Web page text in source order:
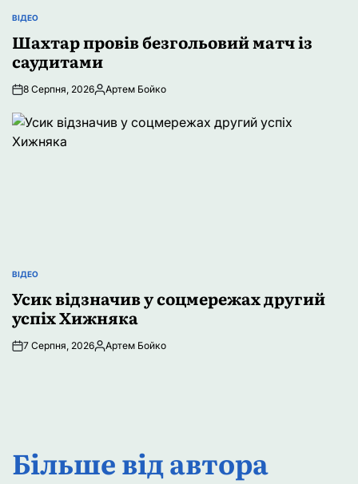
ОПУБЛІКУВАТИ
ВІДЕО
Шахтар провів безгольовий матч із
саудитами
8 Серпня, 2026Опубліковано
Артем Бойко
ОПУБЛІКУВАТИ
ВІДЕО
Усик відзначив у соцмережах другий
успіх Хижняка
7 Серпня, 2026Опубліковано
Артем Бойко
Більше від автора